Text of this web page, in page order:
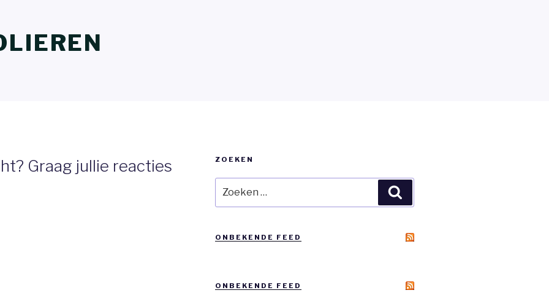
Graag jullie reacties ZOEKEN
naar:
ONBEKENDE FEED
ONBEKENDE FEED